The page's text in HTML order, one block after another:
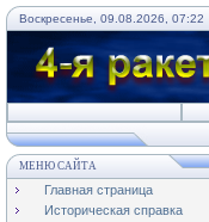
Воскресенье, 09.08.2026, 07:22
МЕНЮ САЙТА
Главная страница
Историческая справка